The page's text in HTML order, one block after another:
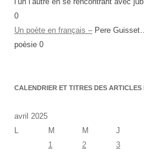
0
Un poète en français –Pere
poèsie 0
CALENDRIER ET TITRES DES ARTICLES
avril 2025
L
M M J
1
2 3